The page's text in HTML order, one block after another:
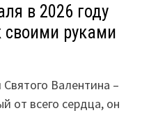
в 2026 году
руками
Валентина –
от всего сердца, он